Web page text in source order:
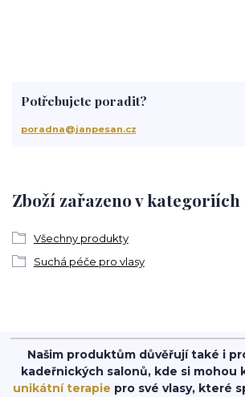
Zboží zařazeno v kategoriích
Všechny produkty
Suchá péče pro vlasy
Potřebujete poradit?
poradna@janpesan.cz
Našim produktům důvěřují také i
kadeřnických salonů, kde si
unikátní terapie pro své vlasy, které